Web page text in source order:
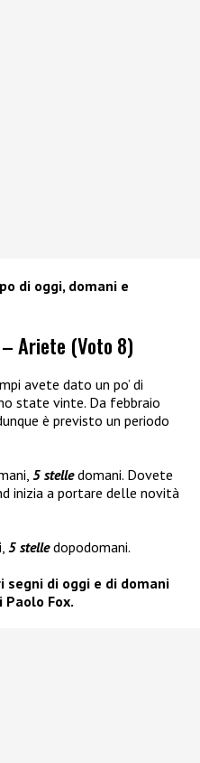
di oggi, domani e
– Ariete (Voto 8)
avete dato un po’ di
state vinte. Da febbraio
è previsto un periodo
5 stelledomani. Dovete
inizia a portare delle novità
5 stelledopodomani.
di oggi e di domani
Paolo Fox.